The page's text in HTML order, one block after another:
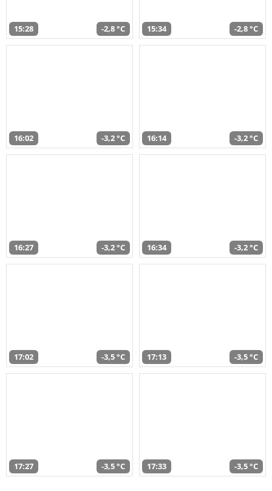
15:28 -2,8 °C 15:34 -2,8 °C
16:02 -3,2 °C 16:14 -3,2 °C
16:27 -3,2 °C 16:34 -3,2 °C
17:02 -3,5 °C 17:13 -3,5 °C
17:27 -3,5 °C 17:33 -3,5 °C